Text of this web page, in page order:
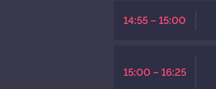
14:55 – 15:00
15:00 – 16:25